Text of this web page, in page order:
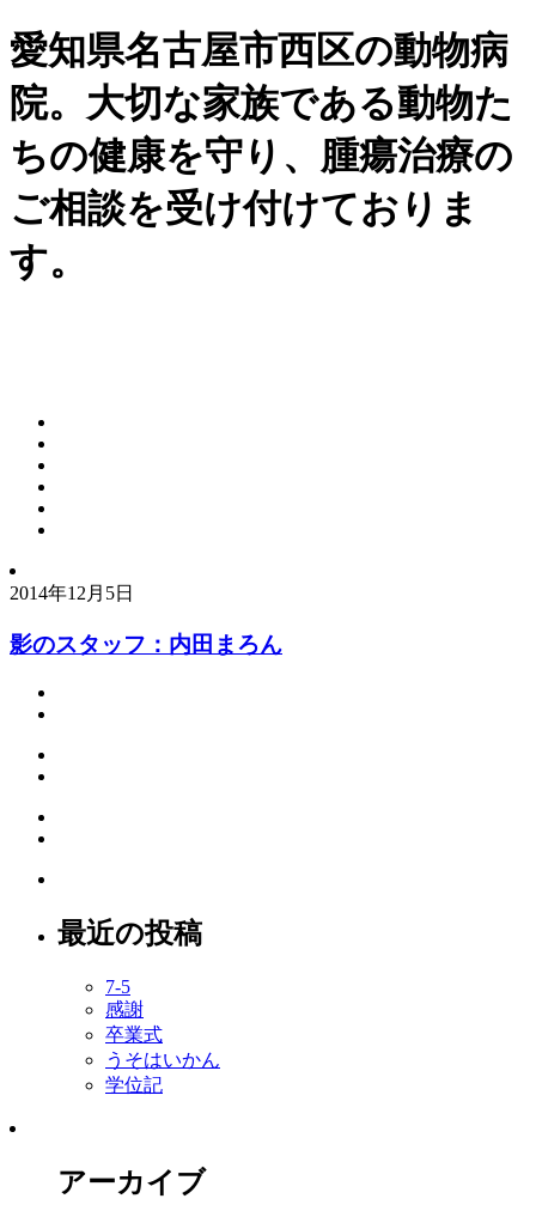
愛知県名古屋市西区の動物病
院。大切な家族である動物た
ちの健康を守り、腫瘍治療の
ご相談を受け付けておりま
す。
2014年12月5日
影のスタッフ：内田まろん
最近の投稿
7-5
感謝
卒業式
うそはいかん
学位記
アーカイブ